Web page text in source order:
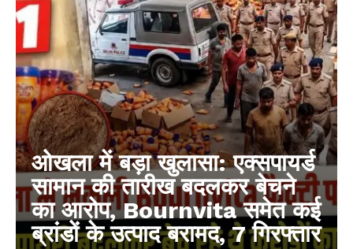
ओखला में बड़ा खुलासा: एक्सपायर्ड
सामान की तारीख बदलकर बेचने
का आरोप, Bournvita समेत कई
ब्रांडों के उत्पाद बरामद, 7 गिरफ्तार